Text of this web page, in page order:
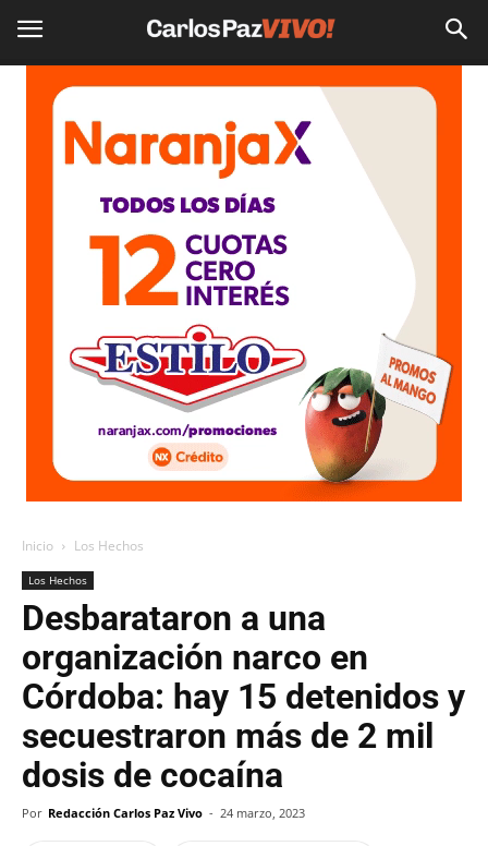
Inicio Los Hechos
Los Hechos
Desbarataron a una
organización narco en
Córdoba: hay 15 detenidos y
secuestraron más de 2 mil
dosis de cocaína
Por Redacción Carlos Paz Vivo - 24 marzo, 2023